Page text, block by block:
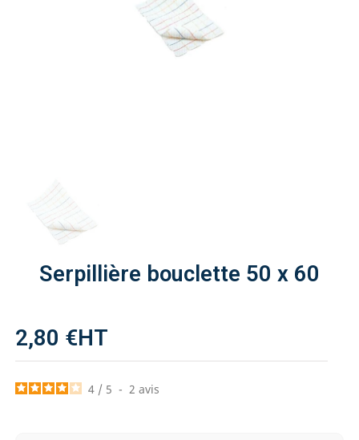
Serpillière bouclette 50 x 60
2,80 €HT
4 / 5 - 2 avis